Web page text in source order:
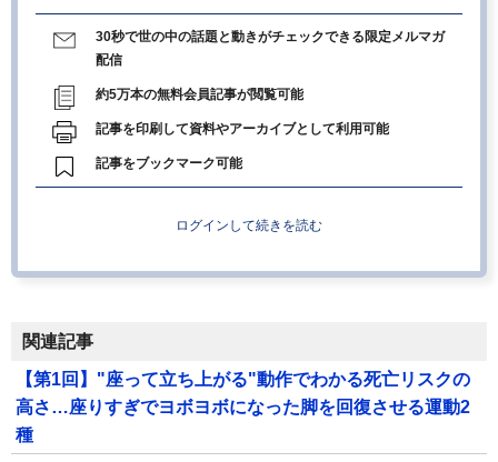
30秒で世の中の話題と動きがチェックできる限定メルマガ
配信
約5万本の無料会員記事が閲覧可能
記事を印刷して資料やアーカイブとして利用可能
記事をブックマーク可能
ログインして続きを読む
関連記事
【第1回】"座って立ち上がる"動作でわかる死亡リスクの
高さ…座りすぎでヨボヨボになった脚を回復させる運動2
種